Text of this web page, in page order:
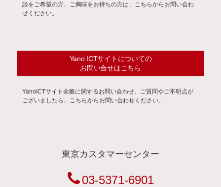
談をご希望の方、ご興味をお持ちの方は、こちらからお問い合わ
せください。
Yano ICTサイトについての
お問い合せはこちら
YanoICTサイト全般に関するお問い合わせ、ご質問やご不明点が
ございましたら、こちらからお問い合わせください。
東京カスタマーセンター
03-5371-6901